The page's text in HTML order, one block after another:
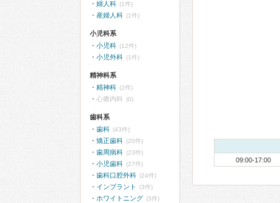
09:00-17:00
婦人科 (1件)
産婦人科 (1件)
小児科系
小児科 (12件)
小児外科 (1件)
精神科系
精神科 (2件)
心療内科 (0)
歯科系
歯科 (43件)
矯正歯科 (20件)
歯周病科 (23件)
小児歯科 (27件)
歯科口腔外科 (24件)
インプラント (3件)
ホワイトニング (3件)